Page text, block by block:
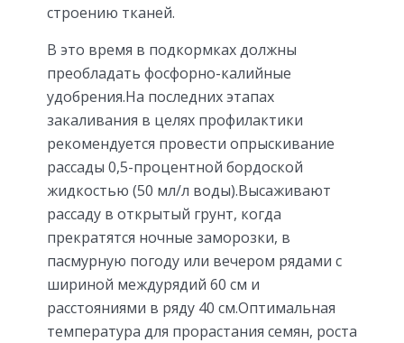
строению тканей.
В это время в подкормках должны
преобладать фосфорно-калийные
удобрения.На последних этапах
закаливания в целях профилактики
рекомендуется провести опрыскивание
рассады 0,5-процентной бордоской
жидкостью (50 мл/л воды).Высаживают
рассаду в открытый грунт, когда
прекратятся ночные заморозки, в
пасмурную погоду или вечером рядами с
шириной междурядий 60 см и
расстояниями в ряду 40 см.Оптимальная
температура для прорастания семян, роста